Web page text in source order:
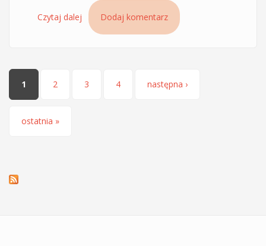
Czytaj dalej wpis Zabieg Hair Detox System Sessio Chantal
– detoksykująca maska z zieloną glinką,
Dodaj komentarz
Strony
1 2 3 4 następna ›
ostatnia »